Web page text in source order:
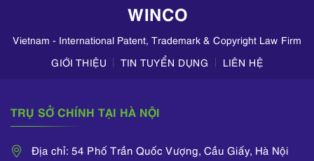
WINCO
Vietnam - International Patent, Trademark & Copyright Law Firm
GIỚI THIỆU
TIN TUYỂN DỤNG LIÊN HỆ
TRỤ SỞ CHÍNH TẠI HÀ NỘI
Địa chỉ: 54 Phố Trần Quốc Vượng, Cầu Giấy, Hà Nội